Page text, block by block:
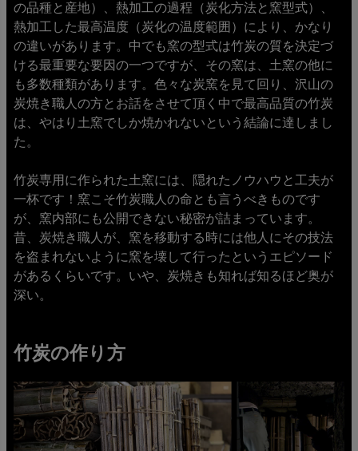
の品種と産地）、熱加工の過程（炭化方法と窯型式）、
熱加工した最高温度（炭化の温度範囲）により、かなり
の違いがあります。中でも窯の型式は竹炭の質を決定づ
ける最重要な要因の一つですが、その窯は、土窯の他に
も多数種類があります。色々な炭窯を見て回り、沢山の
炭焼き職人の方とお話をさせて頂く中で最高品質の竹炭
は、やはり土窯でしか焼かれないという結論に達しまし
た。
竹炭専用に作られた土窯には、隠れたノウハウと工夫が
一杯です！窯こそ竹炭職人の命とも言うべきものです
が、窯内部にも公開できない秘密が詰まっています。
昔、炭焼き職人が、窯を移動する時には他人にその技法
を盗まれないように窯を壊して行ったというエピソード
があるくらいです。いや、炭焼きも知れば知るほど奥が
深い。
竹炭の作り方